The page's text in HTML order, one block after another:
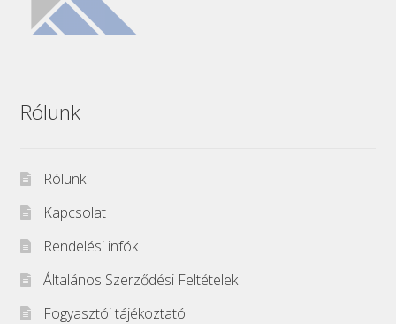
Rólunk
Rólunk
Kapcsolat
Rendelési infók
Általános Szerződési Feltételek
Fogyasztói tájékoztató